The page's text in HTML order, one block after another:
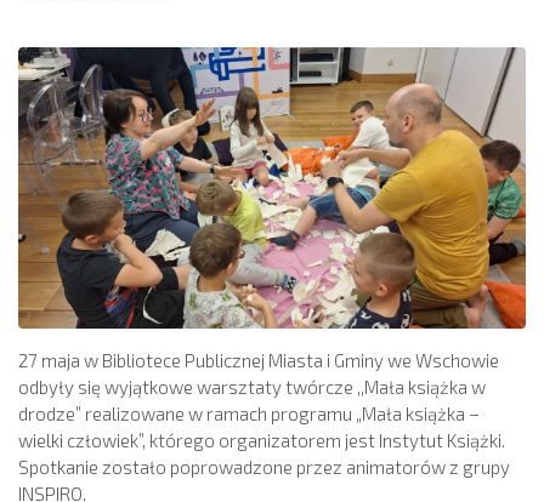
27 maja w Bibliotece Publicznej Miasta i Gminy we Wschowie
odbyły się wyjątkowe warsztaty twórcze ,,Mała książka w
drodze” realizowane w ramach programu „Mała książka –
wielki człowiek”, którego organizatorem jest Instytut Książki.
Spotkanie zostało poprowadzone przez animatorów z grupy
INSPIRO.